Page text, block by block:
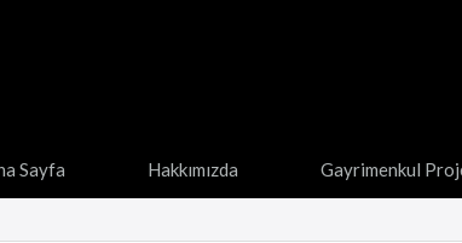
Sayfa Hakkımızda Gayrimenkul